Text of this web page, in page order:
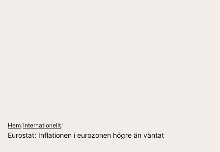
Hem/Internationellt/
Eurostat: Inflationen i eurozonen högre än väntat